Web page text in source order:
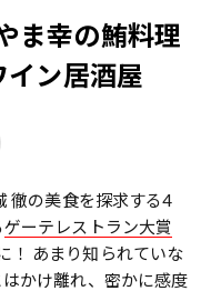
ま幸の鮪料理
イン居酒屋
徹の美食を探求する4
ゲーテレストラン大賞
！ あまり知られていな
かけ離れ、密かに感度